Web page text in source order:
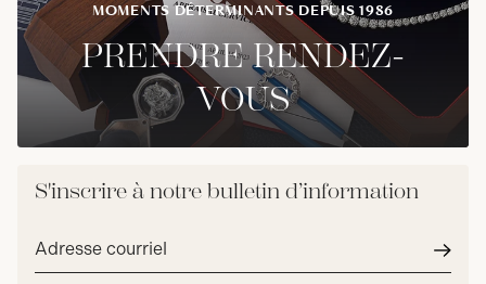
MOMENTS DÉTERMINANTS DEPUIS 1986
PRENDRE RENDEZ-
VOUS
S'inscrire à notre bulletin d’information
Adresse